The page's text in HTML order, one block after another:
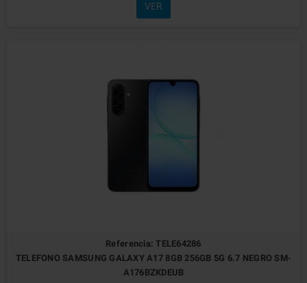
VER
Referencia: TELE64286
TELEFONO SAMSUNG GALAXY A17 8GB 256GB 5G 6.7 NEGRO SM-
A176BZKDEUB